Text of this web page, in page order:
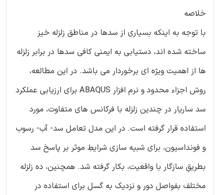
خلاصه
با توجه به اینکه بسیاری از سدها در مناطق زلزله خیز
ساخته شده اند، دستیابی به ایمنی کافی سدها در برابر زلزله
ها از اهمیت ویژه ای برخوردار می باشد. در این مطالعه،
روش اجزاء محدود و نرم افزار ABAQUS برای ارزیابی عملکرد
سد ساریار در چندین زلزله با فرکانس های متفاوت، مورد
استفاده قرار گرفته است. در این مدل تعامل سد- آب- رسوب
و فونداسیون، برای شبیه سازی شرایطِ موثر بر پاسخ سد
بطریقِ سازگار با واقعیت، بکار گرفته شد. همچنین، ده زلزله
مختلف بفواصل دور و نزدیک به گسل برای استفاده در